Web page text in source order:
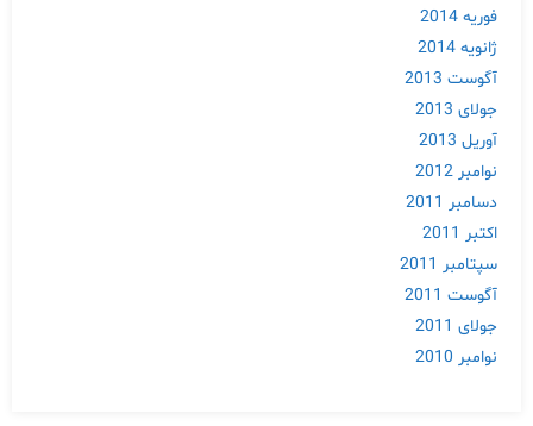
فوریه 2014
ژانویه 2014
آگوست 2013
جولای 2013
آوریل 2013
نوامبر 2012
دسامبر 2011
اکتبر 2011
سپتامبر 2011
آگوست 2011
جولای 2011
نوامبر 2010